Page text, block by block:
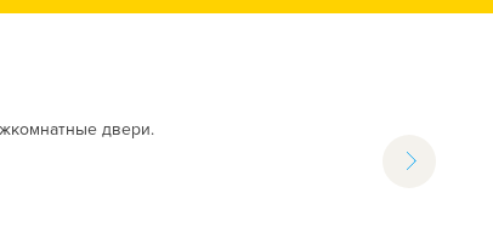
двери.